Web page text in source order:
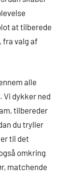
at tilberede
fra valg af
alle
Vi dykker ned
tilbereder
du tryller
til det
omkring
matchende